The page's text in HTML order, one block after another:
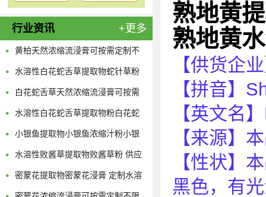
行业资讯 +更多
黄柏天然浓缩流浸膏可按需定制不
限量
水溶性白花蛇舌草提取物蛇针草粉
供应多规格蛇舌草浓缩原液
白花蛇舌草天然浓缩流浸膏可按需
定制不限量
水溶性白花蛇舌草提取物粉白花蛇
舌草浓缩流浸膏
小银鱼提取物小银鱼浓缩汁粉小银
鱼浸膏粉
水溶性败酱草提取物败酱草粉 供应
多规格黄花败酱浓缩原液
密蒙花提取物密蒙花浸膏 定制水溶
熟地黄
熟地黄
【供货企
【拼音】
【英文名
【来源】
【性状】
黑色，有